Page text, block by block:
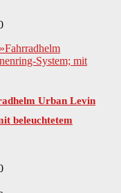
Urban Levin
beleuchtetem